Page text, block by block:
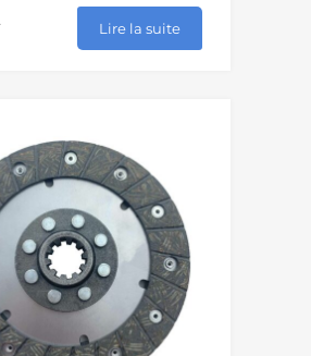
Lire la suite